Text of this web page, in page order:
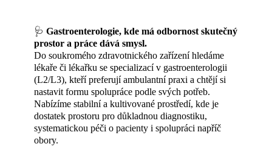
🩺 Gastroenterologie, kde má odbornost skutečný
prostor a práce dává smysl.
Do soukromého zdravotnického zařízení hledáme
lékaře či lékařku se specializací v gastroenterologii
(L2/L3), kteří preferují ambulantní praxi a chtějí si
nastavit formu spolupráce podle svých potřeb.
Nabízíme stabilní a kultivované prostředí, kde je
dostatek prostoru pro důkladnou diagnostiku,
systematickou péči o pacienty i spolupráci napříč
obory.